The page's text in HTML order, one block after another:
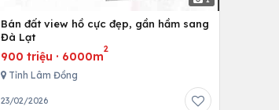
Bán đất view hồ cực đẹp, gần hầm sang
Đà Lạt
900 triệu · 6000m
2
Tỉnh Lâm Đồng
23/02/2026